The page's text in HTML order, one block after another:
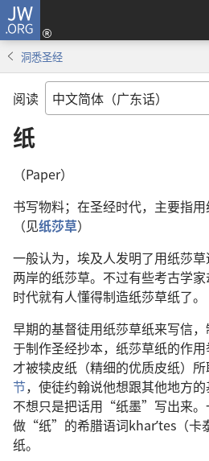
JW.ORG
洞悉圣经
阅读
纸
（Paper）
书写物料；在圣经时代，主要指用
（见纸莎草）
一般认为，埃及人发明了用纸莎
两岸的纸莎草。不过有些考古学
时代就有人懂得制造纸莎草纸了。
早期的基督徒用纸莎草纸来写信
于制作圣经抄本，纸莎草纸的作
才被犊皮纸（精细的优质皮纸）
节，使徒约翰说他想跟其他地方
不想只是把话用“纸墨”写出来。
做“纸”的希腊语词kharʹtes（卡
纸。